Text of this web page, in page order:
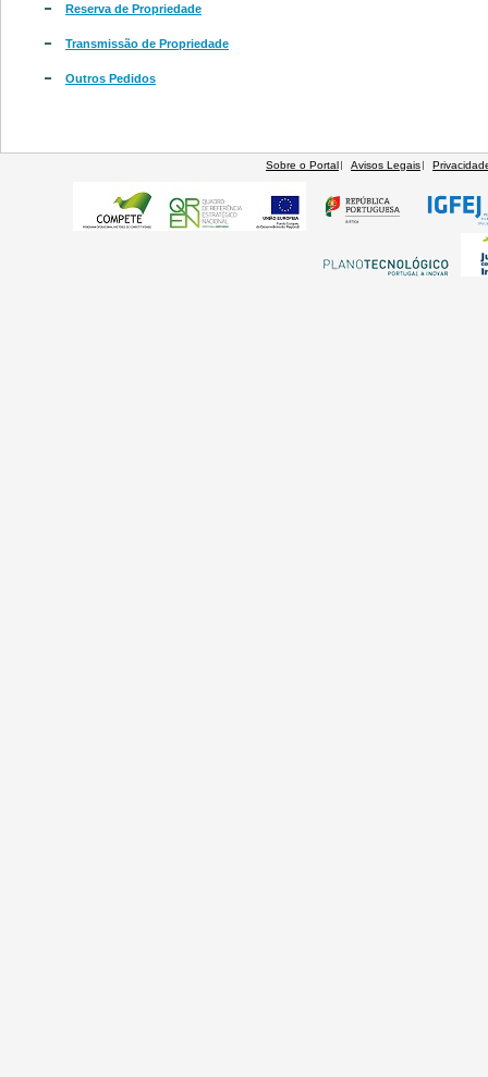
Reserva de Propriedade
Transmissão de Propriedade
Outros Pedidos
Sobre o Portal Avisos Legais